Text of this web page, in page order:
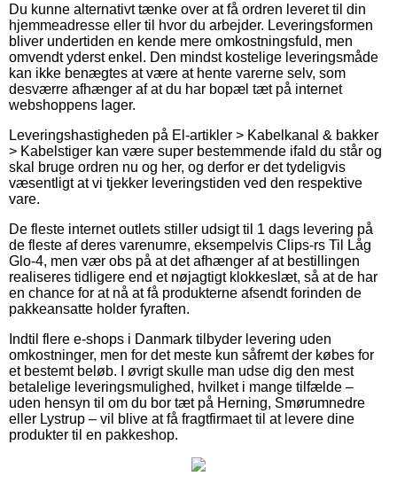
Du kunne alternativt tænke over at få ordren leveret til din
hjemmeadresse eller til hvor du arbejder. Leveringsformen
bliver undertiden en kende mere omkostningsfuld, men
omvendt yderst enkel. Den mindst kostelige leveringsmåde
kan ikke benægtes at være at hente varerne selv, som
desværre afhænger af at du har bopæl tæt på internet
webshoppens lager.
Leveringshastigheden på El-artikler > Kabelkanal & bakker
> Kabelstiger kan være super bestemmende ifald du står og
skal bruge ordren nu og her, og derfor er det tydeligvis
væsentligt at vi tjekker leveringstiden ved den respektive
vare.
De fleste internet outlets stiller udsigt til 1 dags levering på
de fleste af deres varenumre, eksempelvis Clips-rs Til Låg
Glo-4, men vær obs på at det afhænger af at bestillingen
realiseres tidligere end et nøjagtigt klokkeslæt, så at de har
en chance for at nå at få produkterne afsendt forinden de
pakkeansatte holder fyraften.
Indtil flere e-shops i Danmark tilbyder levering uden
omkostninger, men for det meste kun såfremt der købes for
et bestemt beløb. I øvrigt skulle man udse dig den mest
betalelige leveringsmulighed, hvilket i mange tilfælde –
uden hensyn til om du bor tæt på Herning, Smørumnedre
eller Lystrup – vil blive at få fragtfirmaet til at levere dine
produkter til en pakkeshop.